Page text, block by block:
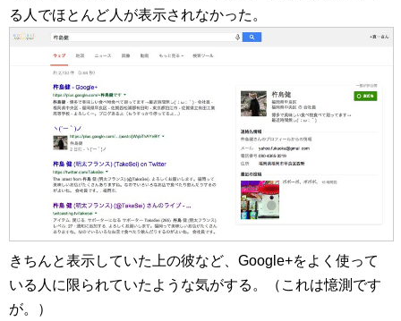
る人でほとんど人が表示されなかった。
きちんと表示していた上の彼など、Google+をよく使って
いる人に限られていたような気がする。（これは憶測です
が。）